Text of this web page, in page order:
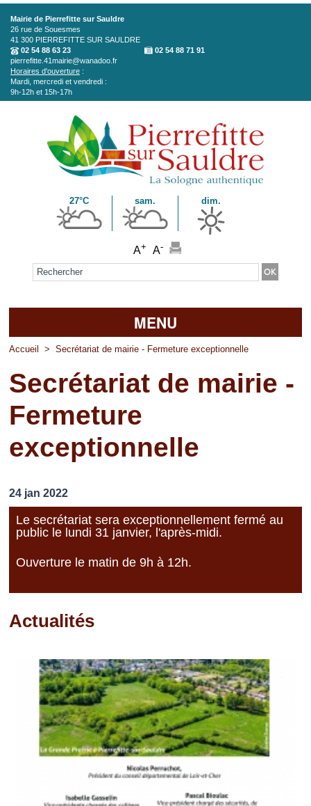
Aller au contenu principal
Mairie de Pierrefitte sur Sauldre
26 rue de Souesmes
41 300 PIERREFITTE SUR SAULDRE
02 54 88 63 23
02 54 88 71 91
pierrefitte.41mairie@wanadoo.fr
Horaires d'ouverture :
Mardi, mercredi et vendredi :
9h-12h et 15h-17h
27°C sam. dim.
A+ A-
Formulaire de recherche
MENU
Accueil
La mairie
Découvrir Pierrefitte
Vie pratique
Loisirs
Accueil > Secrétariat de mairie - Fermeture exceptionnelle
Secrétariat de mairie -
Fermeture
exceptionnelle
24 jan 2022
Le secrétariat sera exceptionnellement fermé au
public le lundi 31 janvier, l'après-midi.
Ouverture le matin de 9h à 12h.
Actualités
Pages